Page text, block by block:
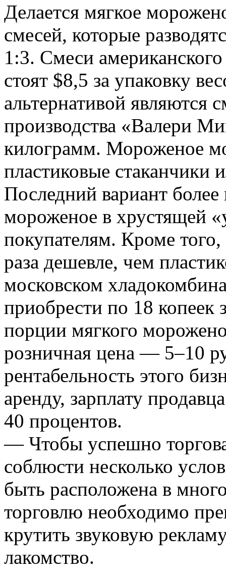
Делается мягкое
смесей, которые
1:3. Смеси
стоят $8,5 за упаковку
альтернативой являются
производства «Валери
килограмм. Мороженое
пластиковые стаканчики
Последний вариант более
мороженое в хрустящей
покупателям. Кроме
раза дешевле, чем
московском
приобрести по 18 копеек
порции мягкого
розничная цена — 5–10
рентабельность этого
аренду, зарплату
40 процентов.
— Чтобы успешно
соблюсти несколько
быть расположена в
торговлю необходимо
крутить звуковую
лакомство.